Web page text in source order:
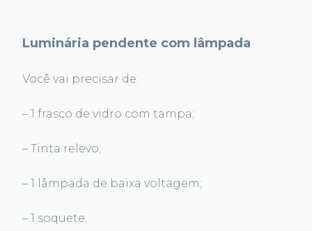
Luminária pendente com lâmpada
Você vai precisar de:
– 1 frasco de vidro com tampa;
– Tinta relevo;
– 1 lâmpada de baixa voltagem;
– 1 soquete;